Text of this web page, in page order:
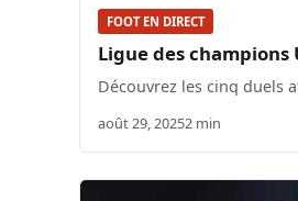
FOOT EN DIRECT
Ligue des champions
Découvrez les cinq duels
août 29, 20252 min